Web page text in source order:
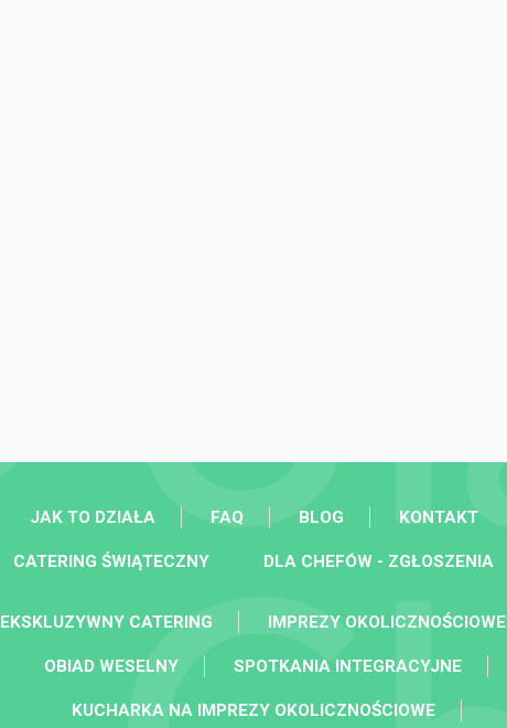
JAK TO DZIAŁA FAQ BLOG KONTAKT
CATERING ŚWIĄTECZNY DLA CHEFÓW - ZGŁOSZENIA
EKSKLUZYWNY CATERING IMPREZY OKOLICZNOŚCIOWE
OBIAD WESELNY SPOTKANIA INTEGRACYJNE
KUCHARKA NA IMPREZY OKOLICZNOŚCIOWE